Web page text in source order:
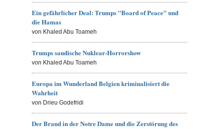
Ein gefährlicher Deal: Trumps "Board of Peace" und
die Hamas
von Khaled Abu Toameh
Trumps saudische Nuklear-Horrorshow
von Khaled Abu Toameh
Europa im Wunderland Belgien kriminalisiert die
Wahrheit
von Drieu Godefridi
Der Brand in der Notre Dame und die Zerstörung des